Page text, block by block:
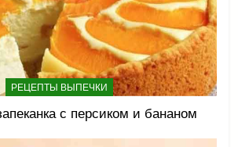
РЕЦЕПТЫ ВЫПЕЧКИ
с персиком и бананом